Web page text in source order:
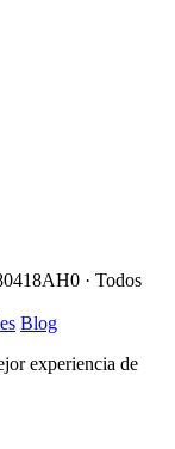
· Todos
Blog
experiencia de